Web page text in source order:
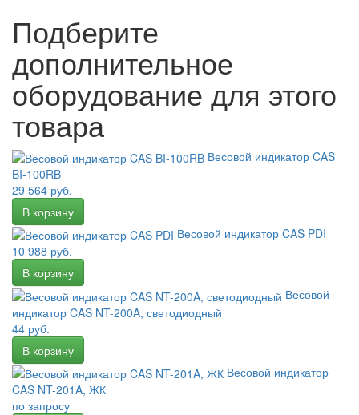
Подберите
дополнительное
оборудование для этого
товара
Весовой индикатор CAS
BI-100RB
29 564 руб.
Весовой индикатор CAS PDI
10 988 руб.
Весовой
индикатор CAS NT-200A, светодиодный
44 руб.
Весовой индикатор
CAS NT-201A, ЖК
по запросу